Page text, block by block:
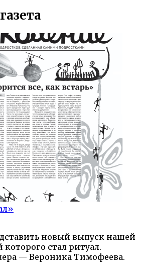
новый выпуск нашей
которого стал ритуал.
— Вероника Тимофеева.